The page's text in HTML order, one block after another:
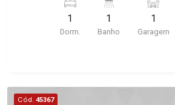
deste imóvel que a Martinelli
selecionou para você: - 43m² de área útil - 1 suíte
com armários e ar-condicionado -
imobiliário desde 2000.
1
Dorm.
1
Banho
1
Garagem
Cód. 45367